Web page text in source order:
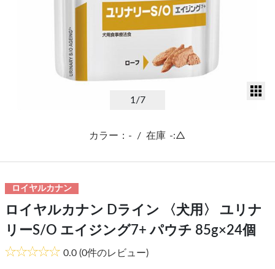
1 /7
カラー：- / 在庫 -:△
ロイヤルカナン
ロイヤルカナン Dライン 〈犬用〉 ユリナ
リーS/O エイジング7+ パウチ 85g×24個
0.0 (0件のレビュー)